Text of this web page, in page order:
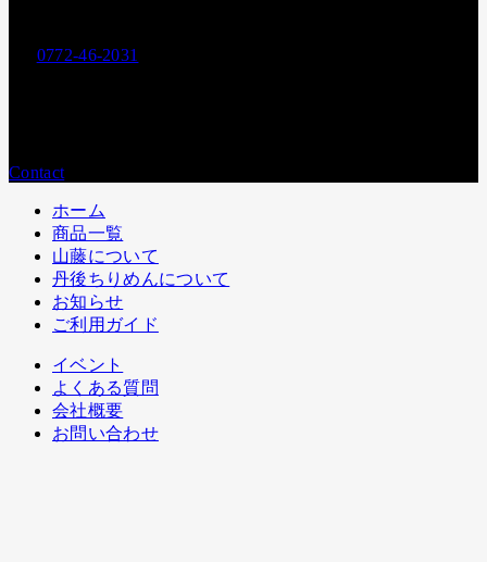
0772-46-2031
Contact
ホーム
商品一覧
山藤について
丹後ちりめんについて
お知らせ
ご利用ガイド
イベント
よくある質問
会社概要
お問い合わせ